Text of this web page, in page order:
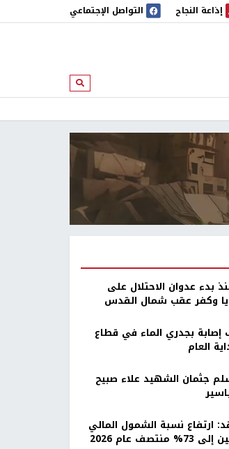
إذاعة النجاح
النجاح التواصل الإجتماعي
ابحث
منذ بدء عدوان الاحتلال على
وكفر عقب شمال القدس
ألف إصابة بجدري الماء في قطاع
العام
جثمان الشهيد علاء صبيح
ارتفاع نسبة الشمول المالي
عام 2026